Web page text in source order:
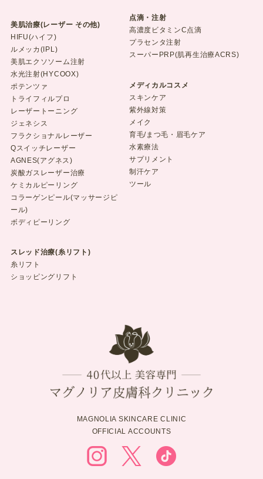
美肌治療(レーザー その他)
HIFU(ハイフ)
ルメッカ(IPL)
美肌エクソソーム注射
水光注射(HYCOOX)
ポテンツァ
トライフィルプロ
レーザートーニング
ジェネシス
フラクショナルレーザー
Qスイッチレーザー
AGNES(アグネス)
炭酸ガスレーザー治療
ケミカルピーリング
コラーゲンピール(マッサージピ
ール)
ボディピーリング
スレッド治療(糸リフト)
糸リフト
ショッピングリフト
点滴・注射
高濃度ビタミンC点滴
プラセンタ注射
スーパーPRP(肌再生治療ACRS)
メディカルコスメ
スキンケア
紫外線対策
メイク
育毛/まつ毛・眉毛ケア
水素療法
サプリメント
制汗ケア
ツール
MAGNOLIA SKINCARE CLINIC
OFFICIAL ACCOUNTS